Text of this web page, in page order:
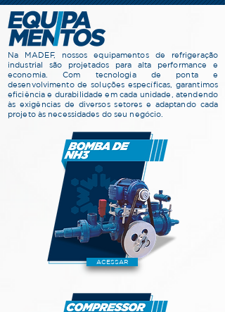
Na MADEF, nossos equipamentos de refrigeração
industrial são projetados para alta performance e
economia. Com tecnologia de ponta e
desenvolvimento de soluções específicas, garantimos
eficiência e durabilidade em cada unidade, atendendo
às exigências de diversos setores e adaptando cada
projeto às necessidades do seu negócio.
ACESSAR